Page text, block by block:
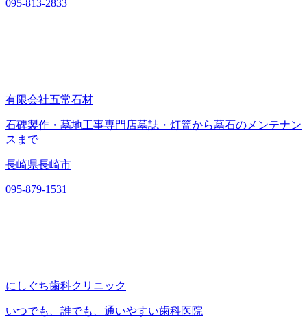
095-813-2833
有限会社五常石材
石碑製作・墓地工事専門店墓誌・灯篭から墓石のメンテナン
スまで
長崎県長崎市
095-879-1531
にしぐち歯科クリニック
いつでも、誰でも、通いやすい歯科医院